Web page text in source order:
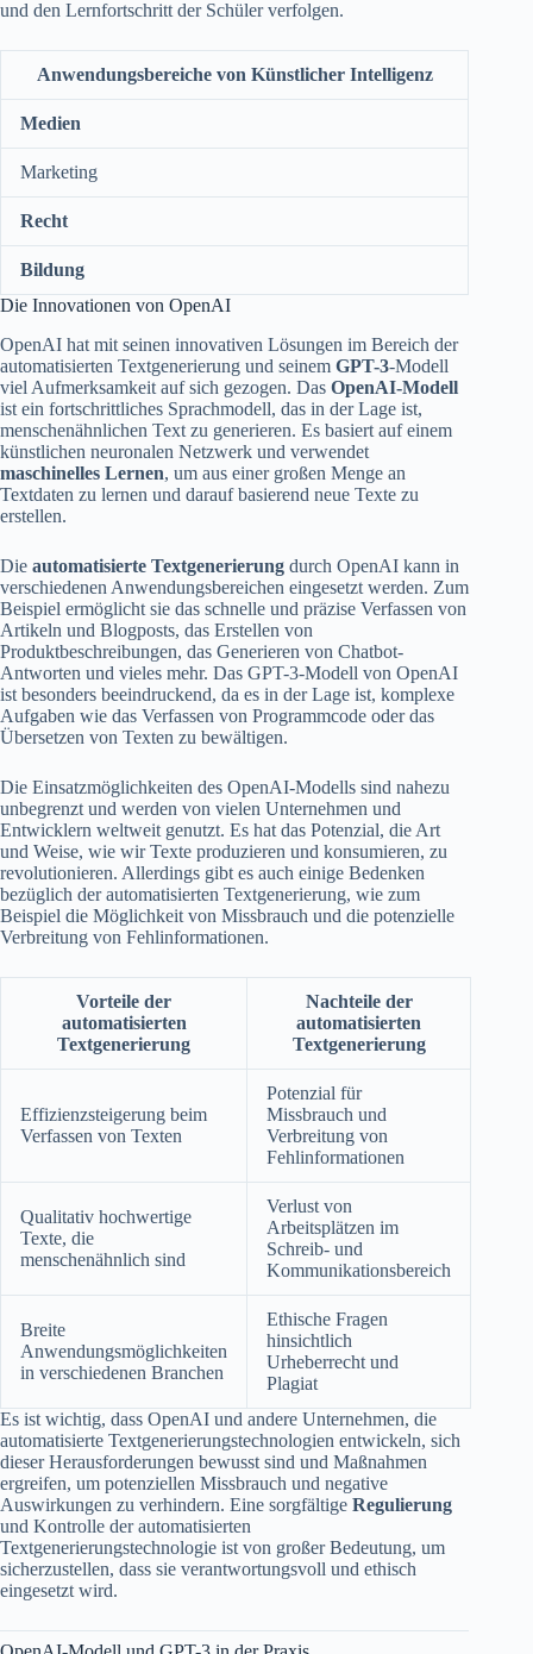
und den Lernfortschritt der Schüler verfolgen.
Anwendungsbereiche von Künstlicher Intelligenz
Medien
Marketing
Recht
Bildung
Die Innovationen von OpenAI
OpenAI hat mit seinen innovativen Lösungen im Bereich der
automatisierten Textgenerierung und seinem GPT-3-Modell
viel Aufmerksamkeit auf sich gezogen. Das OpenAI-Modell
ist ein fortschrittliches Sprachmodell, das in der Lage ist,
menschenähnlichen Text zu generieren. Es basiert auf einem
künstlichen neuronalen Netzwerk und verwendet
maschinelles Lernen, um aus einer großen Menge an
Textdaten zu lernen und darauf basierend neue Texte zu
erstellen.
Die automatisierte Textgenerierung durch OpenAI kann in
verschiedenen Anwendungsbereichen eingesetzt werden. Zum
Beispiel ermöglicht sie das schnelle und präzise Verfassen von
Artikeln und Blogposts, das Erstellen von
Produktbeschreibungen, das Generieren von Chatbot-
Antworten und vieles mehr. Das GPT-3-Modell von OpenAI
ist besonders beeindruckend, da es in der Lage ist, komplexe
Aufgaben wie das Verfassen von Programmcode oder das
Übersetzen von Texten zu bewältigen.
Die Einsatzmöglichkeiten des OpenAI-Modells sind nahezu
unbegrenzt und werden von vielen Unternehmen und
Entwicklern weltweit genutzt. Es hat das Potenzial, die Art
und Weise, wie wir Texte produzieren und konsumieren, zu
revolutionieren. Allerdings gibt es auch einige Bedenken
bezüglich der automatisierten Textgenerierung, wie zum
Beispiel die Möglichkeit von Missbrauch und die potenzielle
Verbreitung von Fehlinformationen.
Vorteile der
automatisierten
Textgenerierung
Nachteile der
automatisierten
Textgenerierung
Effizienzsteigerung beim
Verfassen von Texten
Potenzial für
Missbrauch und
Verbreitung von
Fehlinformationen
Qualitativ hochwertige
Texte, die
menschenähnlich sind
Verlust von
Arbeitsplätzen im
Schreib- und
Kommunikationsbereich
Breite
Anwendungsmöglichkeiten
in verschiedenen Branchen
Ethische Fragen
hinsichtlich
Urheberrecht und
Plagiat
Es ist wichtig, dass OpenAI und andere Unternehmen, die
automatisierte Textgenerierungstechnologien entwickeln, sich
dieser Herausforderungen bewusst sind und Maßnahmen
ergreifen, um potenziellen Missbrauch und negative
Auswirkungen zu verhindern. Eine sorgfältige Regulierung
und Kontrolle der automatisierten
Textgenerierungstechnologie ist von großer Bedeutung, um
sicherzustellen, dass sie verantwortungsvoll und ethisch
eingesetzt wird.